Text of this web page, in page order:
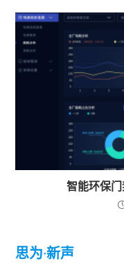
智能环保
思为·新声